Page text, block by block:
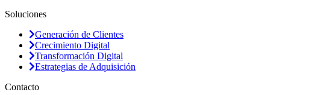
Soluciones
Generación de Clientes
Crecimiento Digital
Transformación Digital
Estrategias de Adquisición
Contacto